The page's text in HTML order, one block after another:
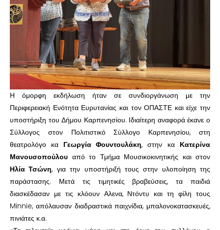
Η όμορφη εκδήλωση ήταν σε συνδιοργάνωση με την
Περιφερειακή Ενότητα Ευρυτανίας και τον ΟΠΑΣΤΕ και είχε την
υποστήριξη του Δήμου Καρπενησίου. Ιδιαίτερη αναφορά έκανε ο
Σύλλογος στον Πολιτιστικό Σύλλογο Καρπενησίου, στη
θεατρολόγο κα Γεωργία Φουντουλάκη, στην κα Κατερίνα
Μανουσοπούλου από το Τμήμα Μουσικοκινητικής και στον
Ηλία Τσώνη, για την υποστήριξή τους στην υλοποίηση της
παράστασης. Μετά τις τιμητικές βραβεύσεις, τα παιδιά
διασκέδασαν με τις κλόουν Αλενα, Ντόντυ και τη φίλη τους
Minnie, απόλαυσαν διαδραστικά παιχνίδια, μπαλονοκατασκευές,
πινιάτες κ.α.